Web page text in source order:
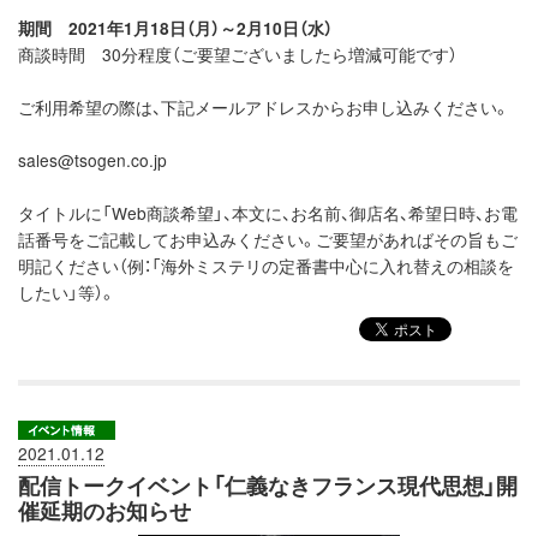
期間 2021年1月18日（月）～2月10日（水）
商談時間 30分程度（ご要望ございましたら増減可能です）
ご利用希望の際は、下記メールアドレスからお申し込みください。
sales@tsogen.co.jp
タイトルに「Web商談希望」、本文に、お名前、御店名、希望日時、お電
話番号をご記載してお申込みください。ご要望があればその旨もご
明記ください（例：「海外ミステリの定番書中心に入れ替えの相談を
したい」等）。
2021.01.12
配信トークイベント「仁義なきフランス現代思想」開
催延期のお知らせ